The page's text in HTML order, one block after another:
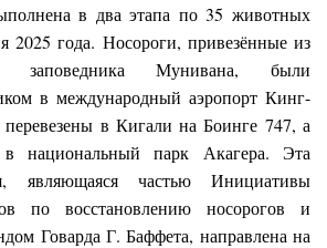
в два этапа по 35 животных
года. Носороги, привезённые из
заповедника Мунивана, были
в международный аэропорт Кинг-
в Кигали на Боинге 747, а
в национальный парк Акагера. Эта
являющаяся частью Инициативы
по восстановлению носорогов и
Говарда Г. Баффета, направлена на